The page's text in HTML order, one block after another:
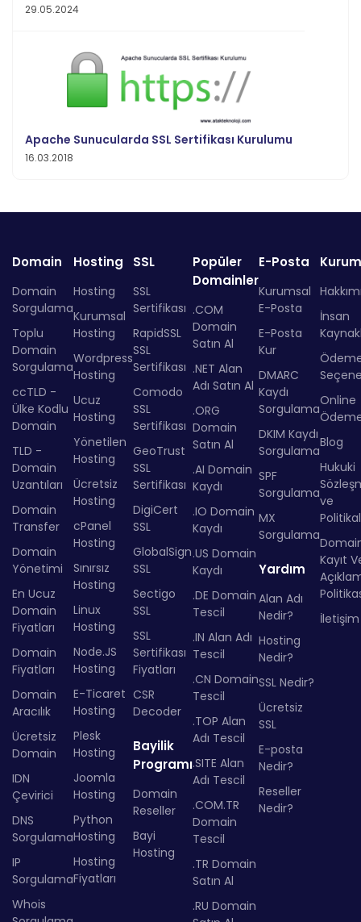
29.05.2024
Apache Sunucularda SSL Sertifikası Kurulumu
16.03.2018
Domain
Domain
Sorgulama
Toplu
Domain
Sorgulama
ccTLD -
Ülke Kodlu
Domain
TLD -
Domain
Uzantıları
Domain
Transfer
Domain
Yönetimi
En Ucuz
Domain
Fiyatları
Domain
Fiyatları
Domain
Aracılık
Ücretsiz
Domain
IDN
Çevirici
DNS
Sorgulama
IP
Sorgulama
Whois
Hosting
Hosting
Kurumsal
Hosting
Wordpress
Hosting
Ucuz
Hosting
Yönetilen
Hosting
Ücretsiz
Hosting
cPanel
Hosting
Sınırsız
Hosting
Linux
Hosting
Node.JS
Hosting
E-Ticaret
Hosting
Plesk
Hosting
Joomla
Hosting
Python
Hosting
Hosting
Fiyatları
SSL
SSL
Sertifikası
RapidSSL
SSL
Sertifikası
Comodo
SSL
Sertifikası
GeoTrust
SSL
Sertifikası
DigiCert
SSL
GlobalSign
SSL
Sectigo
SSL
SSL
Sertifikası
Fiyatları
CSR
Decoder
Bayilik
Programı
Domain
Reseller
Bayi
Hosting
Popüler
Domainler
.COM
Domain
Satın Al
.NET Alan
Adı Satın Al
.ORG
Domain
Satın Al
.AI Domain
Kaydı
.IO Domain
Kaydı
.US Domain
Kaydı
.DE Domain
Tescil
.IN Alan Adı
Tescil
.CN Domain
Tescil
.TOP Alan
Adı Tescil
.SITE Alan
Adı Tescil
.COM.TR
Domain
Tescil
.TR Domain
Satın Al
.RU Domain
E-Posta
Kurumsal
E-Posta
E-Posta
Kur
DMARC
Kaydı
Sorgulama
DKIM Kaydı
Sorgulama
SPF
Sorgulama
MX
Sorgulama
Yardım
Alan Adı
Nedir?
Hosting
Nedir?
SSL Nedir?
Ücretsiz
SSL
E-posta
Nedir?
Reseller
Nedir?
İnsan
Online
Blog
Hukuki
ve
Kayıt
İletişim